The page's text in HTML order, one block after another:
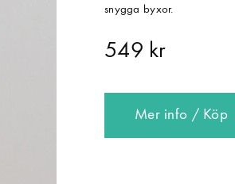
snygga byxor.
549 kr
Mer info / Köp